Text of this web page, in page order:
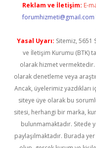
Reklam ve İletişim: E-
forumhizmeti@gmail.com
Yasal Uyarı: Sitemiz, 5651
ve İletişim Kurumu (BTK)
olarak hizmet
olarak denetleme veya
Ancak, üyelerimiz
siteye üye olarak bu
sitesi, herhangi bir marka,
bulunmamaktadır. Sitede
paylaşılmaktadır. Burada